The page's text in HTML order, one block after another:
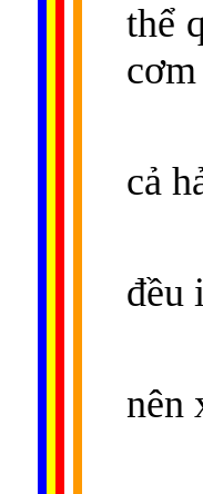
thể
cả
đều
nên